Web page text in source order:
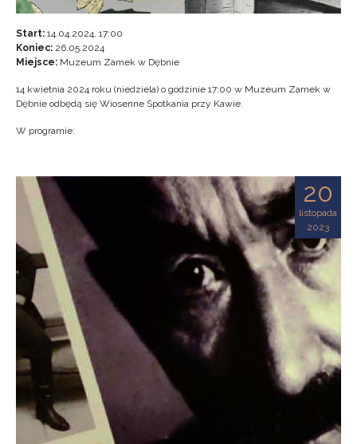
Start: 14.04.2024, 17:00
Koniec: 26.05.2024
Miejsce: Muzeum Zamek w Dębnie
14 kwietnia 2024 roku (niedziela) o godzinie 17:00 w Muzeum Zamek w
Dębnie odbędą się Wiosenne Spotkania przy Kawie.
W programie:
20
listopada
2023